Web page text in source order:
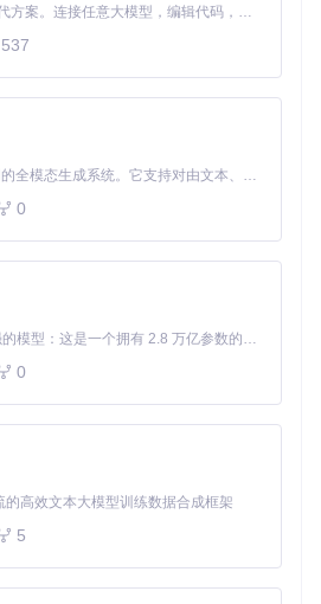
如输入":smile"自动替换为"😊"）。
在不同系统版本安装？
本
版本
系统偏好设置→键盘→快捷键→输入
切换输入法
替换"功能，将学术术语添加到用户词
Claude Code 的开源替代方案。连接任意大模型，编辑代码，运行命令，自动验证 — 全自动执行。用 Rust 构建，极致性能。 ｜ An open-source alternative to Claude Code. Connect any LLM, edit code, run commands, and verify changes — autonomously. Built in Rust for speed. Get Started
537
MiniMax H3 是一个通用的全模态生成系统。它支持对由文本、图像、视频和音频组成的多模态上下文进行统一理解，并能生成分辨率高达 2K、时长可达 15 秒的带原生立体声音频的视频。得益于面向任务泛化的系统设计，H3 在预训练阶段就已具备广泛的多模态上下文理解与生成能力，能够出色地执行复杂的多模态指令。
0
Kimi K3 是Kimi能力最强的模型：这是一个拥有 2.8 万亿参数的混合专家（MoE）模型，具备原生视觉理解能力，并支持 100 万 token 的上下文窗口。
0
的高效文本大模型训练数据合成框架
5